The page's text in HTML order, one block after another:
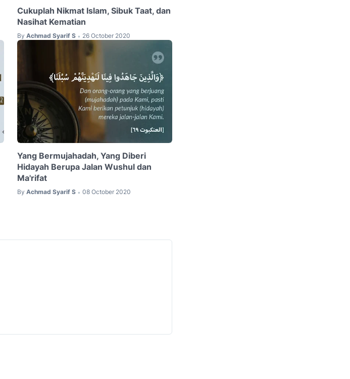
Cukuplah Nikmat Islam, Sibuk Taat, dan
Nasihat Kematian
By Achmad Syarif S • 26 October 2020
Yang Bermujahadah, Yang Diberi
Hidayah Berupa Jalan Wushul dan
Ma'rifat
By Achmad Syarif S • 08 October 2020